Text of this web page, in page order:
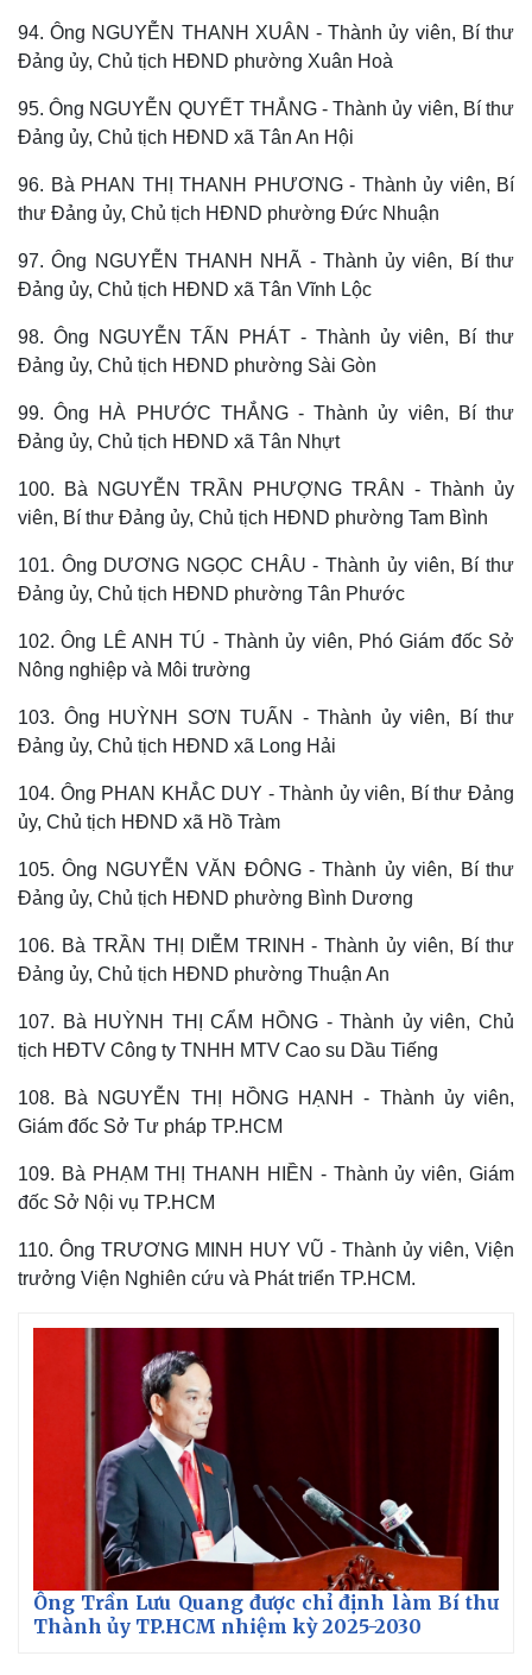
Doanh nghiệp
Thông tin doanh nghiệp
Doanh nhân
Vì cộng đồng
Công nghệ
Sành điệu
Trải nghiệm
Chuyển đổi số
94. Ông NGUYỄN THANH XUÂN - Thành ủy viên, Bí thư
Đảng ủy, Chủ tịch HĐND phường Xuân Hoà
95. Ông NGUYỄN QUYẾT THẮNG - Thành ủy viên, Bí thư
Đảng ủy, Chủ tịch HĐND xã Tân An Hội
96. Bà PHAN THỊ THANH PHƯƠNG - Thành ủy viên, Bí
thư Đảng ủy, Chủ tịch HĐND phường Đức Nhuận
97. Ông NGUYỄN THANH NHÃ - Thành ủy viên, Bí thư
Đảng ủy, Chủ tịch HĐND xã Tân Vĩnh Lộc
98. Ông NGUYỄN TẤN PHÁT - Thành ủy viên, Bí thư
Đảng ủy, Chủ tịch HĐND phường Sài Gòn
99. Ông HÀ PHƯỚC THẮNG - Thành ủy viên, Bí thư
Đảng ủy, Chủ tịch HĐND xã Tân Nhựt
100. Bà NGUYỄN TRẦN PHƯỢNG TRÂN - Thành ủy
viên, Bí thư Đảng ủy, Chủ tịch HĐND phường Tam Bình
101. Ông DƯƠNG NGỌC CHÂU - Thành ủy viên, Bí thư
Đảng ủy, Chủ tịch HĐND phường Tân Phước
102. Ông LÊ ANH TÚ - Thành ủy viên, Phó Giám đốc Sở
Nông nghiệp và Môi trường
103. Ông HUỲNH SƠN TUẤN - Thành ủy viên, Bí thư
Đảng ủy, Chủ tịch HĐND xã Long Hải
104. Ông PHAN KHẮC DUY - Thành ủy viên, Bí thư Đảng
ủy, Chủ tịch HĐND xã Hồ Tràm
105. Ông NGUYỄN VĂN ĐÔNG - Thành ủy viên, Bí thư
Đảng ủy, Chủ tịch HĐND phường Bình Dương
106. Bà TRẦN THỊ DIỄM TRINH - Thành ủy viên, Bí thư
Đảng ủy, Chủ tịch HĐND phường Thuận An
107. Bà HUỲNH THỊ CẨM HỒNG - Thành ủy viên, Chủ
tịch HĐTV Công ty TNHH MTV Cao su Dầu Tiếng
108. Bà NGUYỄN THỊ HỒNG HẠNH - Thành ủy viên,
Giám đốc Sở Tư pháp TP.HCM
109. Bà PHẠM THỊ THANH HIỀN - Thành ủy viên, Giám
đốc Sở Nội vụ TP.HCM
110. Ông TRƯƠNG MINH HUY VŨ - Thành ủy viên, Viện
trưởng Viện Nghiên cứu và Phát triển TP.HCM.
Ông Trần Lưu Quang được chỉ định làm Bí thư
Thành ủy TP.HCM nhiệm kỳ 2025-2030